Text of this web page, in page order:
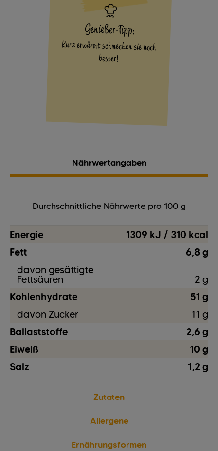
Genießer-Tipp:
Kurz erwärmt schmecken sie noch
besser!
Nährwertangaben
Durchschnittliche Nährwerte pro 100 g
Energie
1309 kJ / 310 kcal
Fett
6,8 g
davon gesättigte
Fettsäuren
2 g
Kohlenhydrate
51 g
davon Zucker
11 g
Ballaststoffe
2,6 g
Eiweiß
10 g
Salz
1,2 g
Zutaten
Allergene
Ernährungsformen